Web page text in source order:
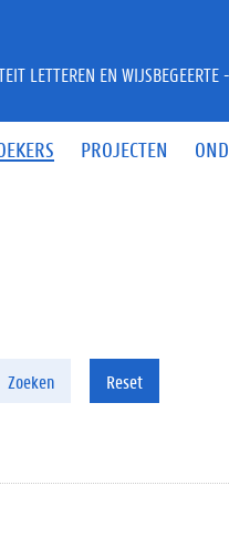
PROJECTEN
LETTEREN EN WIJSBEGEERTE
Zoeken Reset